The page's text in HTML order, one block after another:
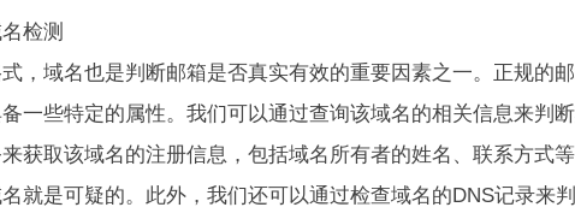
检测
，域名也是判断邮箱是否真实有效的重要因素之一。正规的
一些特定的属性。我们可以通过查询该域名的相关信息来判
获取该域名的注册信息，包括域名所有者的姓名、联系方式
就是可疑的。此外，我们还可以通过检查域名的DNS记录来